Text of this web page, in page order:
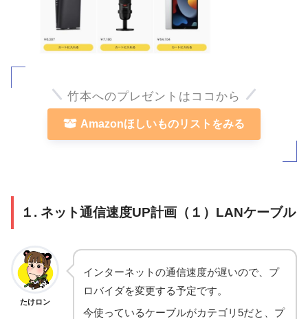
竹本へのプレゼントはココから
Amazonほしいものリストをみる
１. ネット通信速度UP計画（１）LANケーブル
たけロン
インターネットの通信速度が遅いので、プ
ロバイダを変更する予定です。
今使っているケーブルがカテゴリ5だと、プ